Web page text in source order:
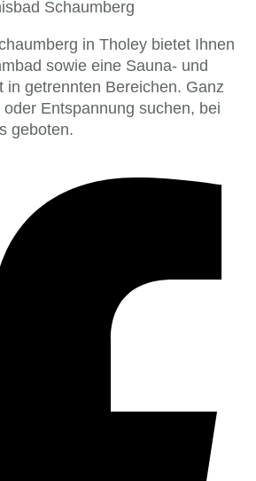
in Tholey bietet Ihnen
sowie eine Sauna- und
in getrennten Bereichen. Ganz
Entspannung suchen, bei
geboten.